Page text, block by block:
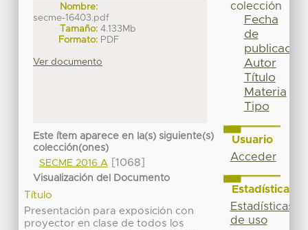
Nombre:
secme-16403.pdf
Tamaño: 4.133Mb
Formato: PDF
Ver documento
Este ítem aparece en la(s) siguiente(s)
colección(ones)
SECME 2016 A[1068]
Visualización del Documento
Título
Presentación para exposición con
proyector en clase de todos los
colección
Fecha
de
publicación
Autor
Título
Materia
Tipo
Usuario
Acceder
Estadísticas
Estadísticas
de uso